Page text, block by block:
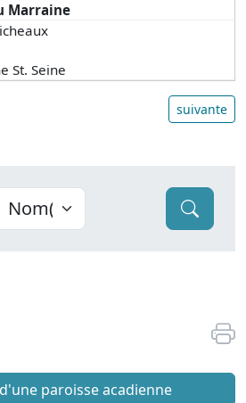
Marraine
St. Seine
suivante
paroisse acadienne